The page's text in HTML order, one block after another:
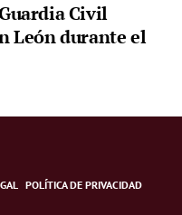
Civil
León durante el
POLÍTICA DE PRIVACIDAD